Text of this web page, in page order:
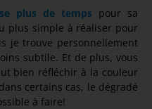
plus de temps pour sa
plus simple à réaliser pour
je trouve personnellement
subtile. Et de plus, vous
bien réfléchir à la couleur
certains cas, le dégradé
à faire!